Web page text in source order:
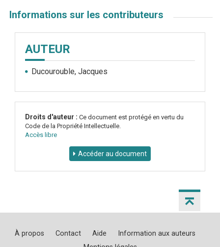
Informations sur les contributeurs
AUTEUR
Ducourouble, Jacques
Droits d'auteur : Ce document est protégé en vertu du
Code de la Propriété Intellectuelle.
Accès libre
Accéder au document
À propos Contact Aide
Information aux auteurs